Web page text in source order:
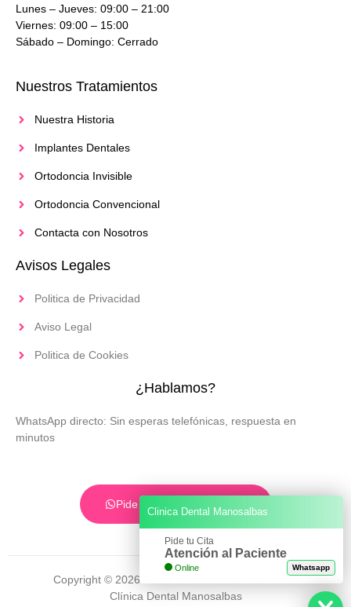
Lunes – Jueves: 09:00 – 21:00
Viernes: 09:00 – 15:00
Sábado – Domingo: Cerrado
Nuestros Tratamientos
Nuestra Historia
Implantes Dentales
Ortodoncia Invisible
Ortodoncia Convencional
Contacta con Nosotros
Avisos Legales
Politica de Privacidad
Aviso Legal
Politica de Cookies
¿Hablamos?
WhatsApp directo: Sin esperas telefónicas, respuesta en
minutos
Pide tu Cita por WhatsApp
Clínica Dental Manosalbas
Copyright © 2026 Todos los derechos reservados
Clinica Dental Manosalbas
Pide tu Cita
Atención al Paciente
Online Whatsapp